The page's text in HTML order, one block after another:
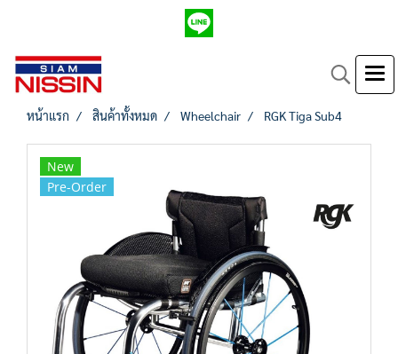
หน้าแรก สินค้าทั้งหมด Wheelchair RGK Tiga Sub4
New
Pre-Order